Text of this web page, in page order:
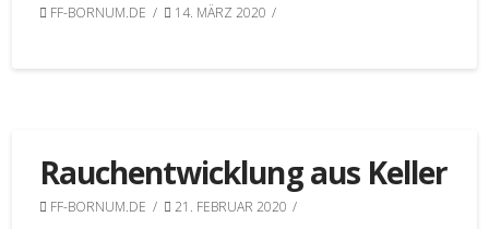
FF-BORNUM.DE 14. MÄRZ 2020
Rauchentwicklung aus Keller
FF-BORNUM.DE 21. FEBRUAR 2020